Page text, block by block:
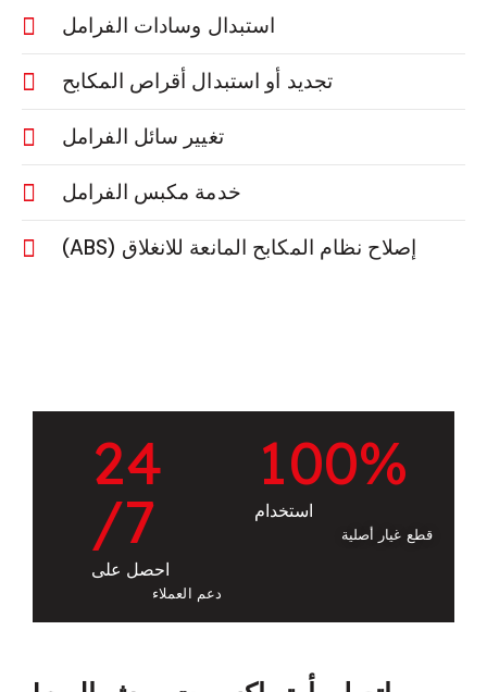
استبدال وسادات الفرامل
تجديد أو استبدال أقراص المكابح
تغيير سائل الفرامل
خدمة مكبس الفرامل
100%
24
/7
احصل على
دعم العملاء